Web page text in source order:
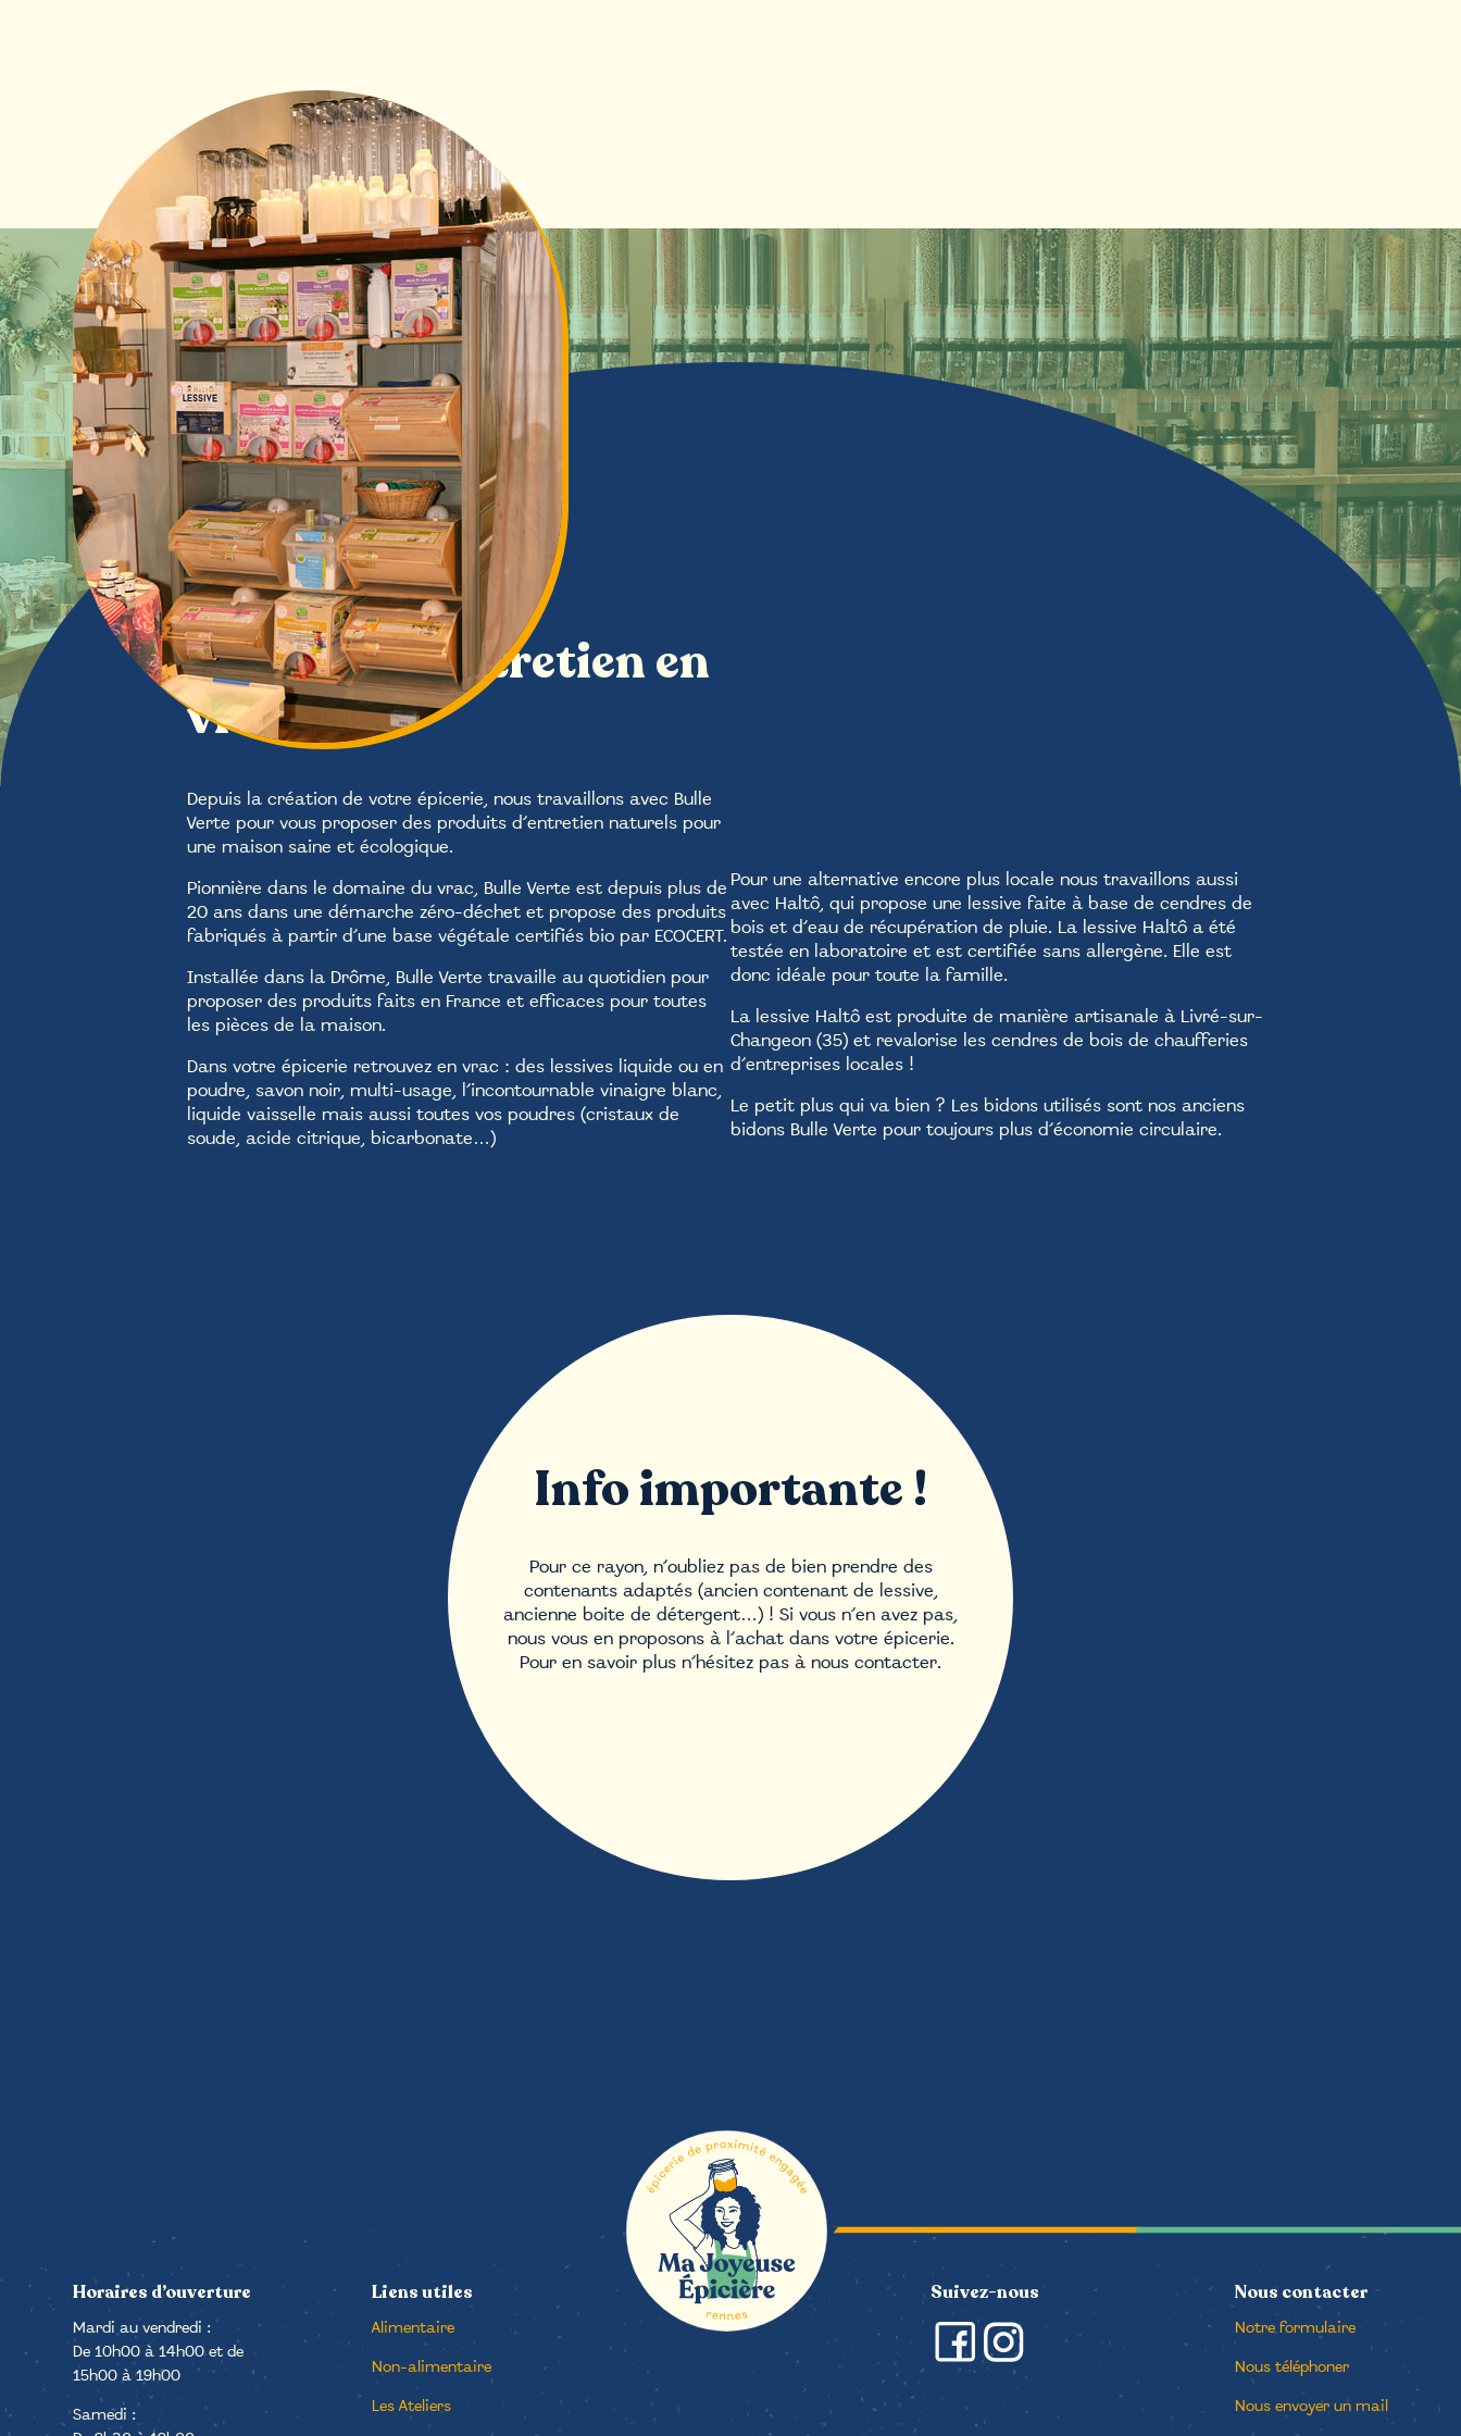
Produits d’entretien en
vrac
Depuis la création de votre épicerie, nous travaillons avec Bulle
Verte pour vous proposer des produits d’entretien naturels pour
une maison saine et écologique.
Pionnière dans le domaine du vrac, Bulle Verte est depuis plus de
20 ans dans une démarche zéro-déchet et propose des produits
fabriqués à partir d’une base végétale certifiés bio par ECOCERT.
Installée dans la Drôme, Bulle Verte travaille au quotidien pour
proposer des produits faits en France et efficaces pour toutes
les pièces de la maison.
Dans votre épicerie retrouvez en vrac : des lessives liquide ou en
poudre, savon noir, multi-usage, l’incontournable vinaigre blanc,
liquide vaisselle mais aussi toutes vos poudres (cristaux de
soude, acide citrique, bicarbonate…)
Pour une alternative encore plus locale nous travaillons aussi
avec Haltô, qui propose une lessive faite à base de cendres de
bois et d’eau de récupération de pluie. La lessive Haltô a été
testée en laboratoire et est certifiée sans allergène. Elle est
donc idéale pour toute la famille.
La lessive Haltô est produite de manière artisanale à Livré-sur-
Changeon (35) et revalorise les cendres de bois de chaufferies
d’entreprises locales !
Le petit plus qui va bien ? Les bidons utilisés sont nos anciens
bidons Bulle Verte pour toujours plus d’économie circulaire.
Info importante !
Pour ce rayon, n’oubliez pas de bien prendre des
contenants adaptés (ancien contenant de lessive,
ancienne boite de détergent…) ! Si vous n’en avez pas,
nous vous en proposons à l’achat dans votre épicerie.
Pour en savoir plus n’hésitez pas à nous contacter.
Horaires d’ouverture
Mardi au vendredi :
De 10h00 à 14h00 et de
15h00 à 19h00
Samedi :
Liens utiles
Alimentaire
Non-alimentaire
Les Ateliers
Suivez-nous Nous contacter
Notre formulaire
Nous téléphoner
Nous envoyer un mail